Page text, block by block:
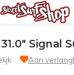
Signal
Aan